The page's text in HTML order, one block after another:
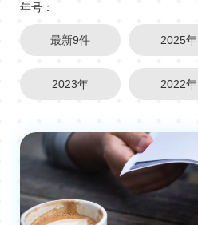
年号：
最新9件 2025年
2023年 2022年